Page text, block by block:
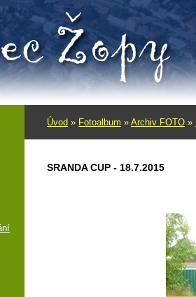
Úvod » Fotoalbum » Archiv FOTO »
SRANDA CUP - 18.7.2015